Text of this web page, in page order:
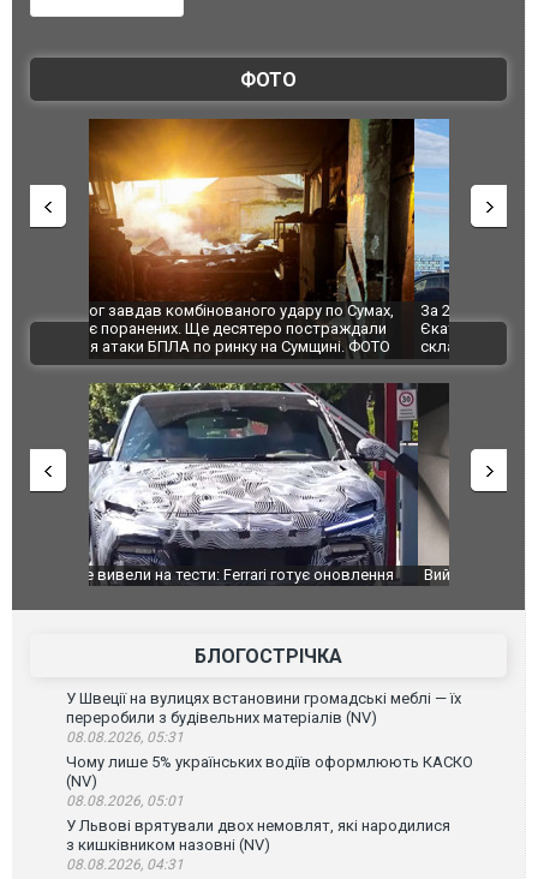
ФОТО
За 2000 кілометрів від кордону з Україною: в
Єкатеринбурзі після атаки дронів загорівся
склад Wildberries. ФОТО. ВІДЕО
"Мої
ВІДЕО
Вийшов трейлер нової екранізації легендарного
БЛОГОСТРІЧКА
У Швеції на вулицях встановини громадські меблі — їх
переробили з будівельних матеріалів (NV)
08.08.2026, 05:31
Чому лише 5% українських водіїв оформлюють КАСКО
(NV)
08.08.2026, 05:01
У Львові врятували двох немовлят, які народилися
з кишківником назовні (NV)
08.08.2026, 04:31